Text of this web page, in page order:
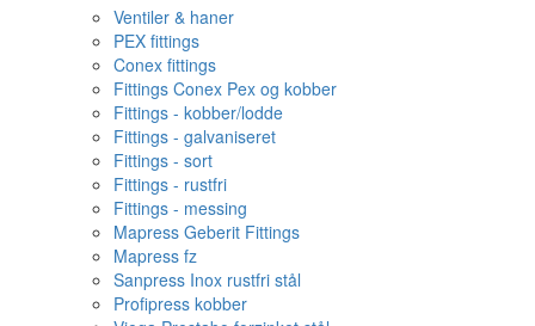
Ventiler & haner
PEX fittings
Conex fittings
Fittings Conex Pex og kobber
Fittings - kobber/lodde
Fittings - galvaniseret
Fittings - sort
Fittings - rustfri
Fittings - messing
Mapress Geberit Fittings
Mapress fz
Sanpress Inox rustfri stål
Profipress kobber